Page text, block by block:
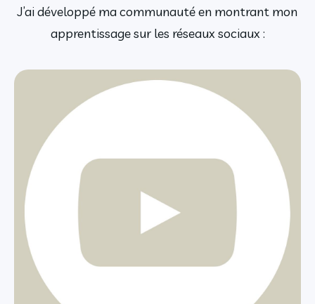
J’ai développé ma communauté en montrant mon
apprentissage sur les réseaux sociaux :